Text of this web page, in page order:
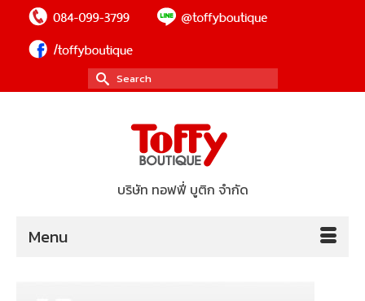
Search
for:
บริษัท ทอฟฟี่ บูติก จำกัด
Menu